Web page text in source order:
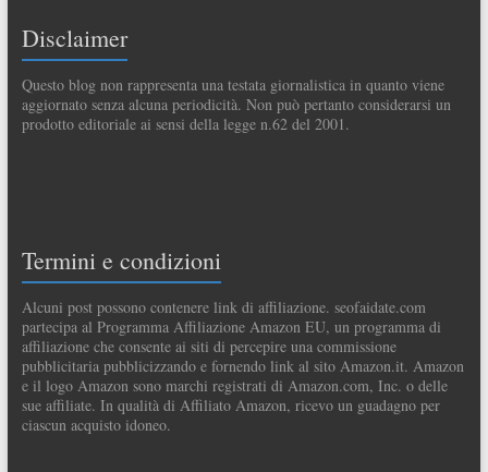
Disclaimer
Questo blog non rappresenta una testata giornalistica in quanto viene
aggiornato senza alcuna periodicità. Non può pertanto considerarsi un
prodotto editoriale ai sensi della legge n.62 del 2001.
Termini e condizioni
Alcuni post possono contenere link di affiliazione. seofaidate.com
partecipa al Programma Affiliazione Amazon EU, un programma di
affiliazione che consente ai siti di percepire una commissione
pubblicitaria pubblicizzando e fornendo link al sito Amazon.it. Amazon
e il logo Amazon sono marchi registrati di Amazon.com, Inc. o delle
sue affiliate. In qualità di Affiliato Amazon, ricevo un guadagno per
ciascun acquisto idoneo.